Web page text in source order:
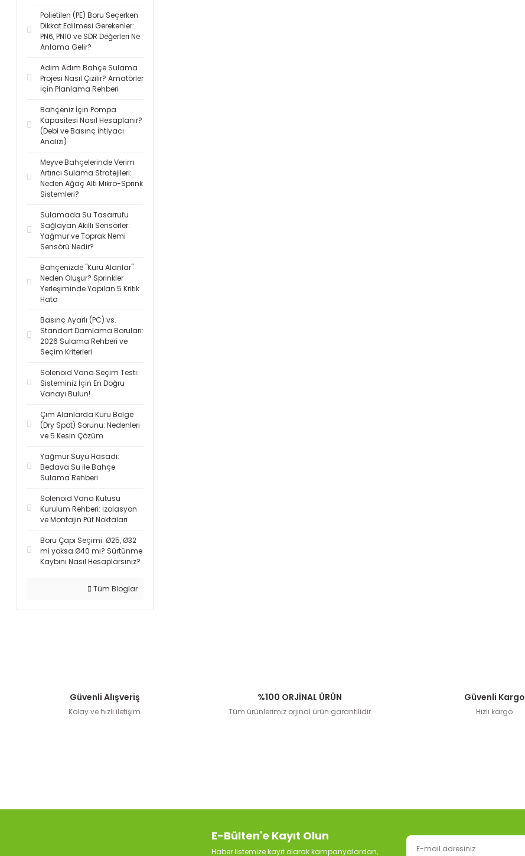
Polietilen (PE) Boru Seçerken
Dikkat Edilmesi Gerekenler:
PN6, PN10 ve SDR Değerleri Ne
Anlama Gelir?
Adım Adım Bahçe Sulama
Projesi Nasıl Çizilir? Amatörler
İçin Planlama Rehberi
Bahçeniz İçin Pompa
Kapasitesi Nasıl Hesaplanır?
(Debi ve Basınç İhtiyacı
Analizi)
Meyve Bahçelerinde Verim
Artırıcı Sulama Stratejileri:
Neden Ağaç Altı Mikro-Sprink
Sistemleri?
Sulamada Su Tasarrufu
Sağlayan Akıllı Sensörler:
Yağmur ve Toprak Nemi
Sensörü Nedir?
Bahçenizde "Kuru Alanlar"
Neden Oluşur? Sprinkler
Yerleşiminde Yapılan 5 Kritik
Hata
Basınç Ayarlı (PC) vs.
Standart Damlama Boruları:
2026 Sulama Rehberi ve
Seçim Kriterleri
Solenoid Vana Seçim Testi:
Sisteminiz İçin En Doğru
Vanayı Bulun!
Çim Alanlarda Kuru Bölge
(Dry Spot) Sorunu: Nedenleri
ve 5 Kesin Çözüm
Yağmur Suyu Hasadı:
Bedava Su ile Bahçe
Sulama Rehberi
Solenoid Vana Kutusu
Kurulum Rehberi: İzolasyon
ve Montajın Püf Noktaları
Boru Çapı Seçimi: Ø25, Ø32
mi yoksa Ø40 mı? Sürtünme
Kaybını Nasıl Hesaplarsınız?
Tüm Bloglar
Güvenli Alışveriş
Kolay ve hızlı iletişim
%100 ORJİNAL ÜRÜN
Tüm ürünlerimiz orjinal ürün garantilidir
Güvenli Kargo
Hızlı kargo
E-Bülten'e Kayıt Olun
Haber listemize kayıt olarak kampanyalardan,